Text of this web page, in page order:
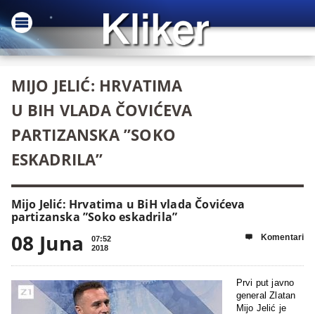
MIJO JELIĆ: HRVATIMA
U BIH VLADA ČOVIĆEVA
PARTIZANSKA ”SOKO
ESKADRILA”
Mijo Jelić: Hrvatima u BiH vlada Čovićeva
partizanska ”Soko eskadrila”
08 Juna
07:52
2018
 Komentari
Prvi put javno
general Zlatan
Mijo Jelić je